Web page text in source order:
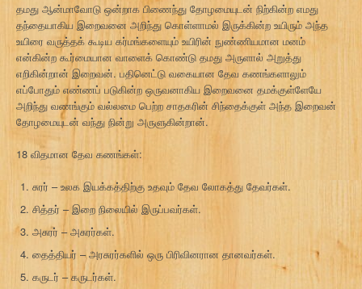
தமது ஆன்மாவோடு ஒன்றாக பிணைந்து தோழமையுடன் நிற்கின்ற எமது
தந்தையாகிய இறைவனை அறிந்து கொள்ளாமல் இருக்கின்ற உயிரும் அந்த
உயிரை வருத்தக் கூடிய கர்மங்களையும் உயிரின் நுண்ணியமான மனம்
என்கின்ற கூர்மையான வாளைக் கொண்டு தமது அருளால் அறுத்து
எறிகின்றான் இறைவன். பதினெட்டு வகையான தேவ கணங்களாலும்
எப்போதும் எண்ணப் படுகின்ற ஒருவனாகிய இறைவனை தமக்குள்ளேயே
அறிந்து வணங்கும் வல்லமை பெற்ற சாதகரின் சிந்தைக்குள் அந்த இறைவன்
தோழமையுடன் வந்து நின்று அருளுகின்றான்.
18 விதமான தேவ கணங்கள்:
சுரர் – உலக இயக்கத்திற்கு உதவும் தேவ லோகத்து தேவர்கள்.
சித்தர் – இறை நிலையில் இருப்பவர்கள்.
அசுரர் – அசுரர்கள்.
தைத்தியர் – அரசுரர்களில் ஒரு பிரிவினரான தானவர்கள்.
கருடர் – கருடர்கள்.